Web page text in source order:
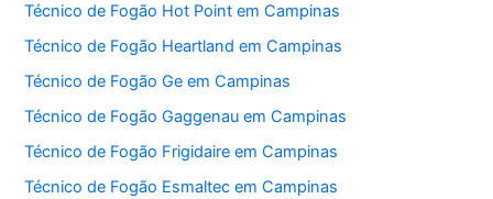
Técnico de Fogão Hot Point em Campinas
Técnico de Fogão Heartland em Campinas
Técnico de Fogão Ge em Campinas
Técnico de Fogão Gaggenau em Campinas
Técnico de Fogão Frigidaire em Campinas
Técnico de Fogão Esmaltec em Campinas